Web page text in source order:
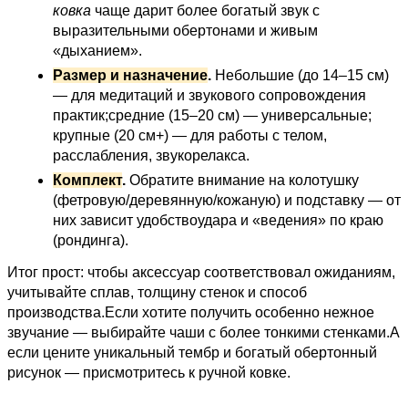
ковка чаще дарит более богатый звук с
выразительными обертонами и живым
«дыханием».
Размер и назначение. Небольшие (до 14–15 см)
— для медитаций и звукового сопровождения
практик;средние (15–20 см) — универсальные;
крупные (20 см+) — для работы с телом,
расслабления, звукорелакса.
Комплект. Обратите внимание на колотушку
(фетровую/деревянную/кожаную) и подставку — от
них зависит удобствоудара и «ведения» по краю
(рондинга).
Итог прост: чтобы аксессуар соответствовал ожиданиям,
учитывайте сплав, толщину стенок и способ
производства.Если хотите получить особенно нежное
звучание — выбирайте чаши с более тонкими стенками.А
если цените уникальный тембр и богатый обертонный
рисунок — присмотритесь к ручной ковке.